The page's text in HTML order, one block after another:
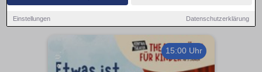
Einstellungen Datenschutzerklärung
15:00 Uhr